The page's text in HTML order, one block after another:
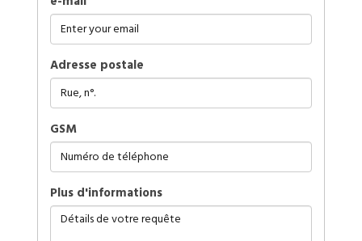
Adresse postale
GSM
plus d'informations